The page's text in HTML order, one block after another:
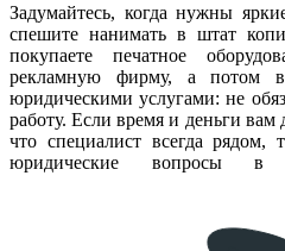
Задумайтесь, когда нужны
спешите нанимать в штат
покупаете печатное
рекламную фирму, а потом
юридическими услугами: не
работу. Если время и деньги
что специалист всегда рядом,
юридические вопросы в